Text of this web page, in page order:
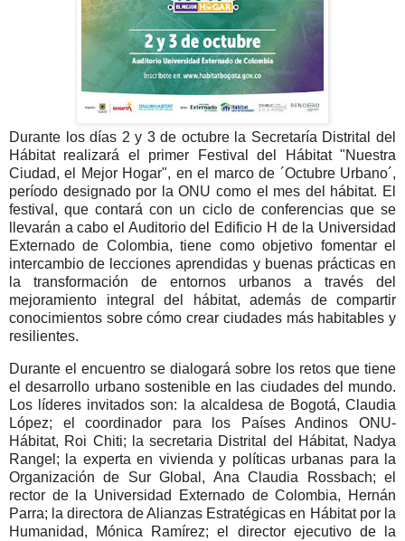
Durante los días 2 y 3 de octubre la Secretaría Distrital del
Hábitat realizará el primer Festival del Hábitat "Nuestra
Ciudad, el Mejor Hogar", en el marco de ´Octubre Urbano´,
período designado por la ONU como el mes del hábitat. El
festival, que contará con un ciclo de conferencias que se
llevarán a cabo el Auditorio del Edificio H de la Universidad
Externado de Colombia, tiene como objetivo fomentar el
intercambio de lecciones aprendidas y buenas prácticas en
la transformación de entornos urbanos a través del
mejoramiento integral del hábitat, además de compartir
conocimientos sobre cómo crear ciudades más habitables y
resilientes.
Durante el encuentro se dialogará sobre los retos que tiene
el desarrollo urbano sostenible en las ciudades del mundo.
Los líderes invitados son: la alcaldesa de Bogotá, Claudia
López; el coordinador para los Países Andinos ONU-
Hábitat, Roi Chiti; la secretaria Distrital del Hábitat, Nadya
Rangel; la experta en vivienda y políticas urbanas para la
Organización de Sur Global, Ana Claudia Rossbach; el
rector de la Universidad Externado de Colombia, Hernán
Parra; la directora de Alianzas Estratégicas en Hábitat por la
Humanidad, Mónica Ramírez; el director ejecutivo de la